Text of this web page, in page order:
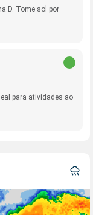
D. Tome sol por
para atividades ao